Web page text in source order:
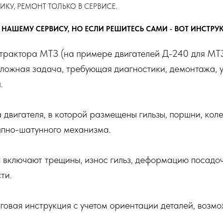
РЕМОНТ ТОЛЬКО В СЕРВИСЕ.
НАШЕМУ СЕРВИСУ, НО ЕСЛИ РЕШИТЕСЬ САМИ - ВОТ
МТЗ (на примере двигателей Д-240 для
задача, требующая диагностики, демонтажа,
в которой размещены гильзы, поршни,
шатунного механизма.
трещины, износ гильз, деформацию
инструкция с учетом ориентации деталей,